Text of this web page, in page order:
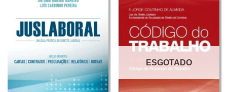
ESGOTADO